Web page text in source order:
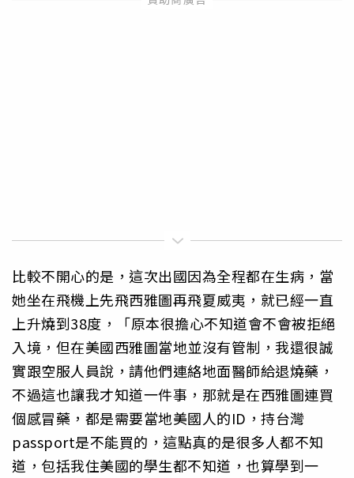
比較不開心的是，這次出國因為全程都在生病，當
她坐在飛機上先飛西雅圖再飛夏威夷，就已經一直
上升燒到38度，「原本很擔心不知道會不會被拒絕
入境，但在美國西雅圖當地並沒有管制，我還很誠
實跟空服人員說，請他們連絡地面醫師給退燒藥，
不過這也讓我才知道一件事，那就是在西雅圖連買
個感冒藥，都是需要當地美國人的ID，持台灣
passport是不能買的，這點真的是很多人都不知
道，包括我住美國的學生都不知道，也算學到一